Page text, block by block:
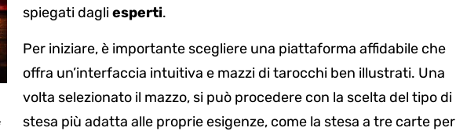
spiegati dagliesperti.
Per iniziare, è importante scegliere una piattaforma affidabile che
offra un’interfaccia intuitiva e mazzi di tarocchi ben illustrati. Una
volta selezionato il mazzo, si può procedere con la scelta del tipo di
stesa più adatta alle proprie esigenze, come la stesa a tre carte per